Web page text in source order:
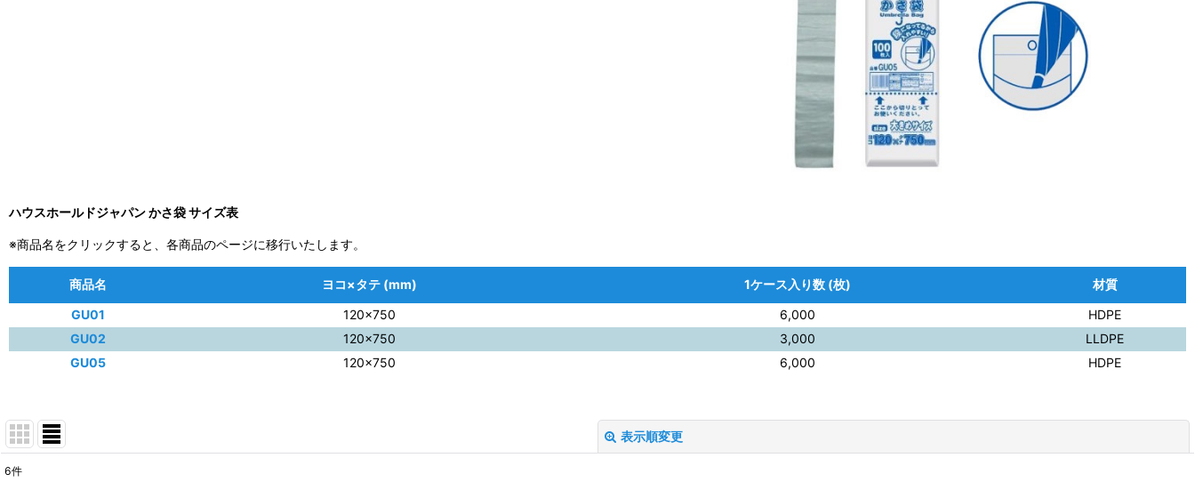
ハウスホールドジャパン かさ袋 サイズ表
※商品名をクリックすると、各商品のページに移行いたします。
商品名 ヨコ×タテ (mm) 1ケース入り数 (枚)
材質
GU01
120×750 6,000
HDPE
GU02
120×750 3,000
LLDPE
GU05
120×750 6,000 HDPE
表示順変更
6件